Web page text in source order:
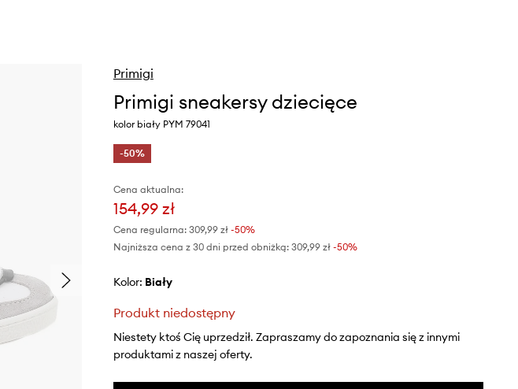
Primigi
Primigi sneakersy dziecięce
kolor biały PYM 79041
-50%
Cena aktualna:
154,99 zł
Cena regularna: 309,99 zł-50%
Najniższa cena z 30 dni przed obniżką: 309,99 zł -50%
Kolor: biały
Produkt niedostępny
Niestety ktoś Cię uprzedził. Zapraszamy do zapoznania się z innymi
produktami z naszej oferty.